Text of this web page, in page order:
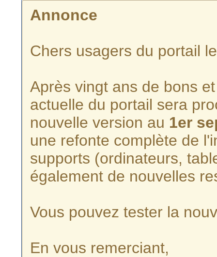
Annonce
Chers usagers du portail
Après vingt ans de bons
actuelle du portail sera
nouvelle version au 1er
une refonte complète de
supports (ordinateurs,
également de nouvelles
Vous pouvez tester la
En vous remerciant,